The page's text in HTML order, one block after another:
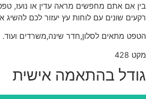
אם אתם מחפשים מראה עדין או נועז,
שונים עם לוחות עץ יעזור לכם להשיג
מתאים לסלון,חדר שינה,משרדים ועוד.
428
בהתאמה אישית